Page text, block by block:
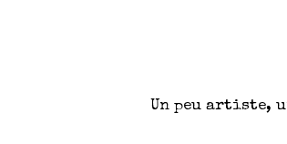
Un peu artiste,